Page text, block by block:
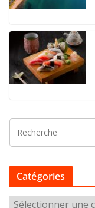
Catégories